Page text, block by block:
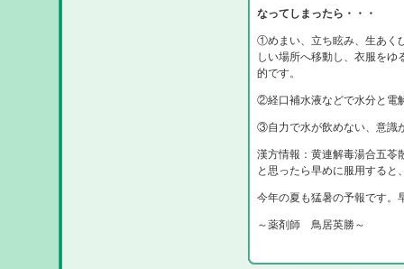
なってしまったら・・・
①めまい、立ち眩み、生あく
しい場所へ移動し、衣服を
的です。
②経口補水液などで水分と電
③自力で水が飲めない、意識
漢方情報：黄連解毒湯合五苓
と思ったら早めに服用すると
今年の夏も猛暑の予報です。
～薬剤師 鳥居英勝～